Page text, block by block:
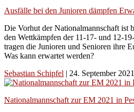
Ausfälle bei den Junioren dämpfen
Die Vorhut der Nationalmannschaft ist
den Wettkämpfen der 11-17- und 12-
tragen die Junioren und Senioren ihre
Was kann erwartet werden?
Sebastian Schipfel | 24. September 2021
Nationalmannschaft zur EM 2021 in